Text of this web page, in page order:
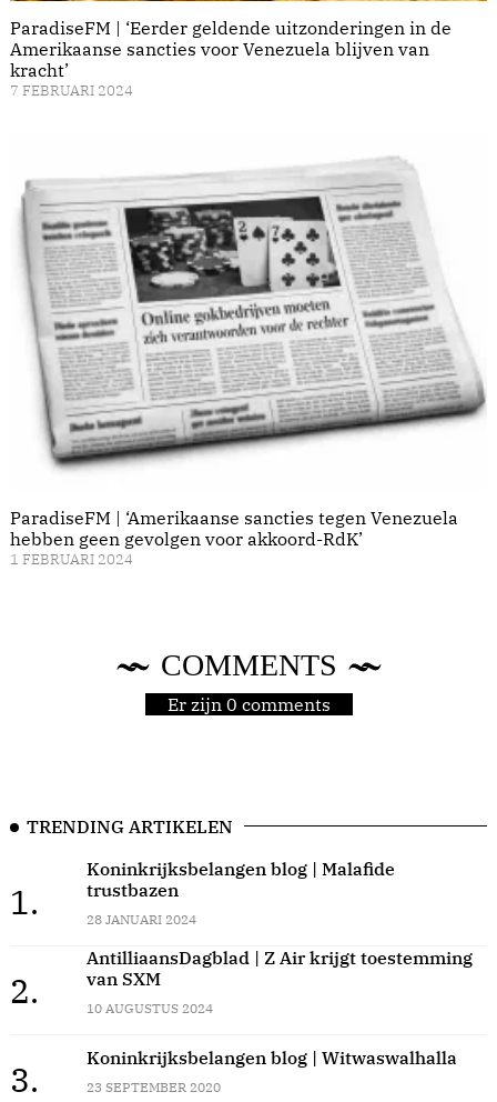
ParadiseFM | ‘Eerder geldende uitzonderingen in de
Amerikaanse sancties voor Venezuela blijven van
kracht’
7 FEBRUARI 2024
ParadiseFM | ‘Amerikaanse sancties tegen Venezuela
hebben geen gevolgen voor akkoord-RdK’
1 FEBRUARI 2024
COMMENTS
Er zijn 0 comments
TRENDING ARTIKELEN
1.
Koninkrijksbelangen blog | Malafide
trustbazen
28 JANUARI 2024
2.
AntilliaansDagblad | Z Air krijgt toestemming
van SXM
10 AUGUSTUS 2024
3.
Koninkrijksbelangen blog | Witwaswalhalla
23 SEPTEMBER 2020